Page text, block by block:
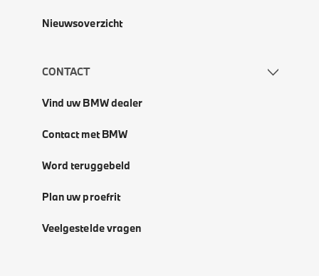
Nieuwsoverzicht
CONTACT
Vind uw BMW dealer
Contact met BMW
Word teruggebeld
Plan uw proefrit
Veelgestelde vragen